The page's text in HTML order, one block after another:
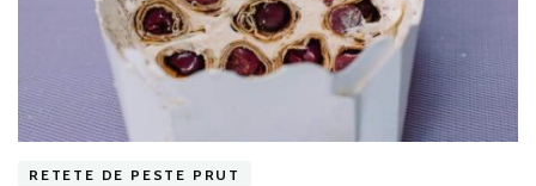
RETETE DE PESTE PRUT